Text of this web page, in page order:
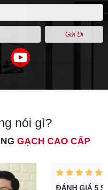
Gửi Đi
nói gì?
GẠCH CAO CẤP
5 SAO CHO ANH